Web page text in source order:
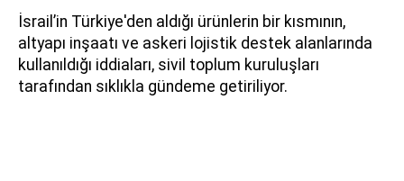
İsrail’in Türkiye'den aldığı ürünlerin bir kısmının,
altyapı inşaatı ve askeri lojistik destek alanlarında
kullanıldığı iddiaları, sivil toplum kuruluşları
tarafından sıklıkla gündeme getiriliyor.